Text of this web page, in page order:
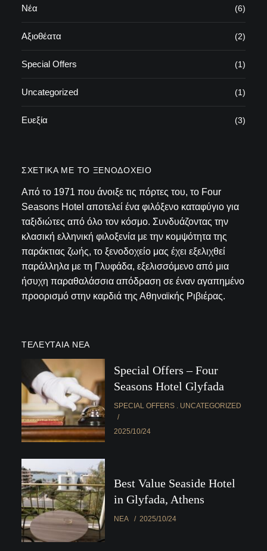
Νέα (6)
Αξιοθέατα (2)
Special Offers (1)
Uncategorized (1)
Ευεξία (3)
ΣΧΕΤΙΚΆ ΜΕ ΤΟ ΞΕΝΟΔΟΧΕΊΟ
Από το 1971 που άνοιξε τις πόρτες του, το Four
Seasons Hotel αποτελεί ένα φιλόξενο καταφύγιο για
ταξιδιώτες από όλο τον κόσμο. Συνδυάζοντας την
κλασική ελληνική φιλοξενία με την κομψότητα της
παράκτιας ζωής, το ξενοδοχείο μας έχει εξελιχθεί
παράλληλα με τη Γλυφάδα, εξελισσόμενο από μια
ήσυχη παραθαλάσσια απόδραση σε έναν αγαπημένο
προορισμό στην καρδιά της Αθηναϊκής Ριβιέρας.
ΤΕΛΕΥΤΑΊΑ ΝΈΑ
Special Offers – Four
Seasons Hotel Glyfada
SPECIAL OFFERS UNCATEGORIZED
2025/10/24
Best Value Seaside Hotel
in Glyfada, Athens
ΝΈΑ 2025/10/24